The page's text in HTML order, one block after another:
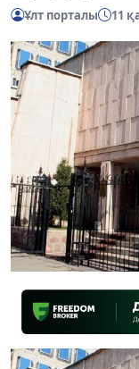
Ұлт порталы 11